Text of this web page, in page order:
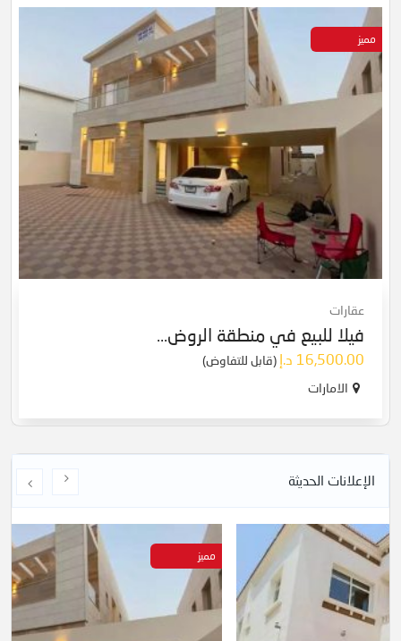
مميز
عقارات
فيلا للبيع في منطقة الروض...
16,500.00 د.إ
(قابل للتفاوض)
الامارات
الإعلانات الحديثة
مميز